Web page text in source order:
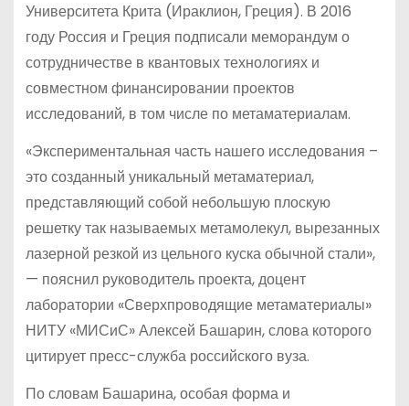
Университета Крита (Ираклион, Греция). В 2016
году Россия и Греция подписали меморандум о
сотрудничестве в квантовых технологиях и
совместном финансировании проектов
исследований, в том числе по метаматериалам.
«Экспериментальная часть нашего исследования –
это созданный уникальный метаматериал,
представляющий собой небольшую плоскую
решетку так называемых метамолекул, вырезанных
лазерной резкой из цельного куска обычной стали»,
— пояснил руководитель проекта, доцент
лаборатории «Сверхпроводящие метаматериалы»
НИТУ «МИСиС» Алексей Башарин, слова которого
цитирует пресс-служба российского вуза.
По словам Башарина, особая форма и